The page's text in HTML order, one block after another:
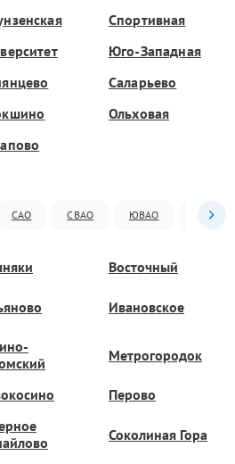
Спортивная
Юго-Западная
Саларьево
Ольховая
САО СВАО ЮВАО ЮАО
Восточный
Ивановское
Метрогородок
Перово
Соколиная Гора